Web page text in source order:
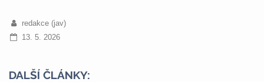
redakce (jav)
13. 5. 2026
DALŠÍ ČLÁNKY: